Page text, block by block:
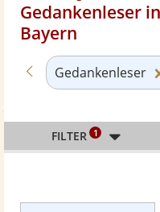
Gedankenleser
Bayern
Zurück zu «Show
Gedankenleser
FILTER 1